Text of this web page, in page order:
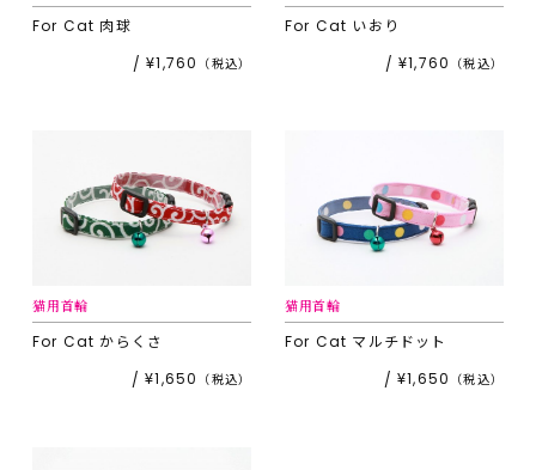
For Cat 肉球
¥1,760
For Cat いおり
¥1,760
For Cat からくさ
¥1,650
猫用首輪
For Cat マルチドット
¥1,650
猫用首輪